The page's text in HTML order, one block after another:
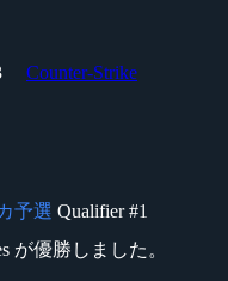
Counter-Strike
予選 Qualifier #1
が優勝しました。